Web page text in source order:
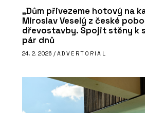
„Dům přivezeme hotový na
Miroslav Veselý z české
dřevostavby. Spojit stěny k
pár dnů
24. 2. 2026 / ADVERTORIAL